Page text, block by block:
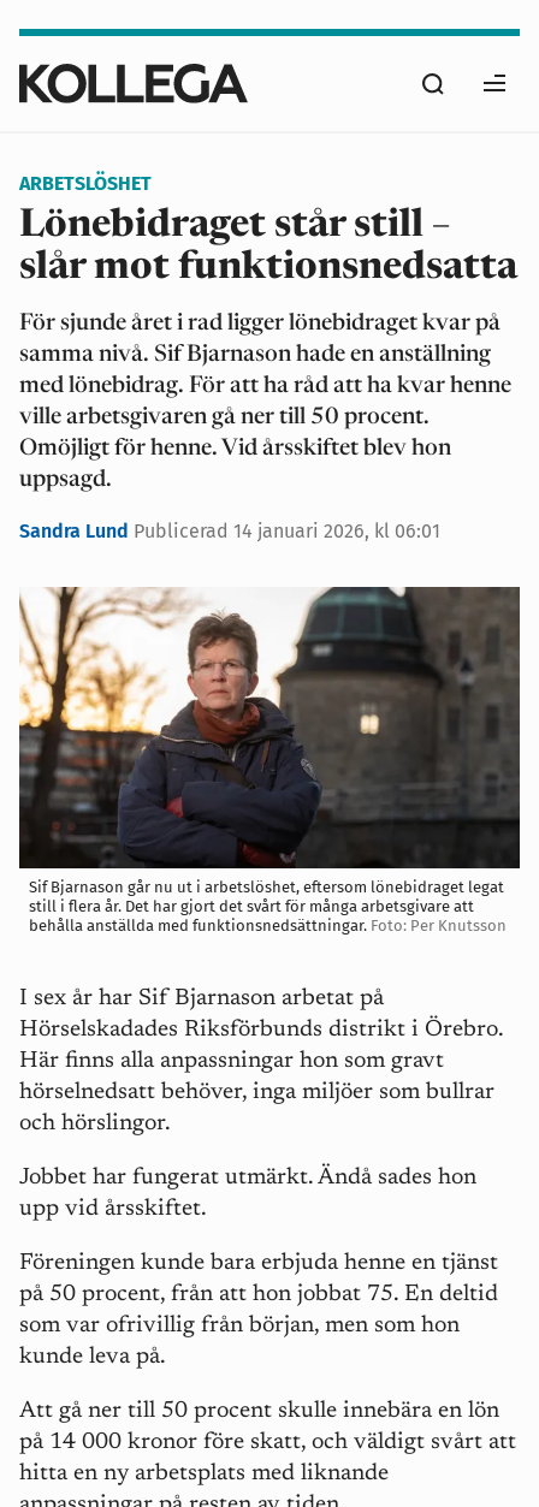
huvudinnehåll
Sök
ARBETSLÖSHET
Lönebidraget står still –
slår mot funktionsnedsatta
För sjunde året i rad ligger lönebidraget kvar på
samma nivå. Sif Bjarnason hade en anställning
med lönebidrag. För att ha råd att ha kvar henne
ville arbetsgivaren gå ner till 50 procent.
Omöjligt för henne. Vid årsskiftet blev hon
uppsagd.
Sandra Lund Publicerad 14 januari 2026, kl 06:01
Sif Bjarnason går nu ut i arbetslöshet, eftersom lönebidraget legat
still i flera år. Det har gjort det svårt för många arbetsgivare att
behålla anställda med funktionsnedsättningar. Foto: Per Knutsson
I sex år har Sif Bjarnason arbetat på
Hörselskadades Riksförbunds distrikt i Örebro.
Här finns alla anpassningar hon som gravt
hörselnedsatt behöver, inga miljöer som bullrar
och hörslingor.
Jobbet har fungerat utmärkt. Ändå sades hon
upp vid årsskiftet.
Föreningen kunde bara erbjuda henne en tjänst
på 50 procent, från att hon jobbat 75. En deltid
som var ofrivillig från början, men som hon
kunde leva på.
Att gå ner till 50 procent skulle innebära en lön
på 14 000 kronor före skatt, och väldigt svårt att
hitta en ny arbetsplats med liknande